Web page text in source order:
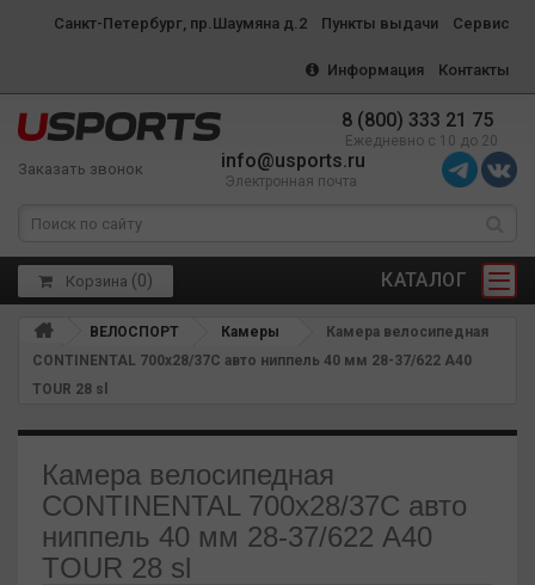
Санкт-Петербург, пр.Шаумяна д.2 Пункты выдачи Сервис
Информация Контакты
8 (800) 333 21 75
Ежедневно с 10 до 20
Заказать звонок info@usports.ru
Электронная почта
КАТАЛОГ
Корзина (0)
ВЕЛОСПОРТ Камеры
Камера велосипедная
CONTINENTAL 700x28/37C авто ниппель 40 мм 28-37/622 A40
TOUR 28 sl
Камера велосипедная
CONTINENTAL 700x28/37C авто
ниппель 40 мм 28-37/622 A40
TOUR 28 sl